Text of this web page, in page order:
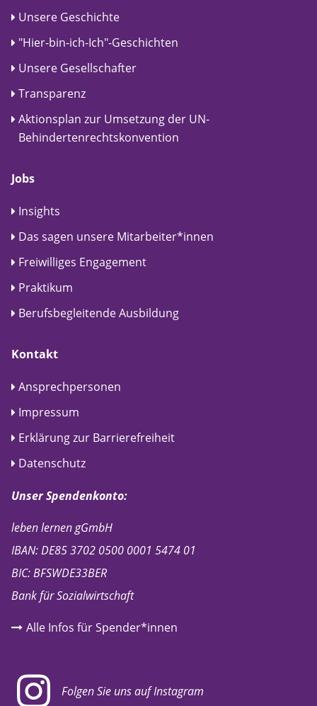
Unsere Geschichte
"Hier-bin-ich-Ich"-Geschichten
Unsere Gesellschafter
Transparenz
Aktionsplan zur Umsetzung der UN-
Behindertenrechtskonvention
Jobs
Insights
Das sagen unsere Mitarbeiter*innen
Freiwilliges Engagement
Praktikum
Berufsbegleitende Ausbildung
Kontakt
Ansprechpersonen
Impressum
Erklärung zur Barrierefreiheit
Datenschutz
Unser Spendenkonto:
leben lernen gGmbH
IBAN: DE85 3702 0500 0001 5474 01
BIC: BFSWDE33BER
Bank für Sozialwirtschaft
Alle Infos für Spender*innen
Folgen Sie uns auf Instagram